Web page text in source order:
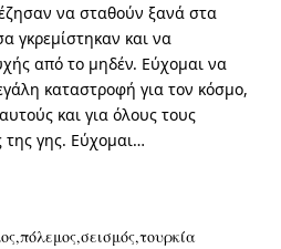
να σταθούν ξανά στα
γκρεμίστηκαν και να
από το μηδέν. Εύχομαι να
καταστροφή για τον κόσμο,
και για όλους τους
γης. Εύχομαι…
πόλεμος σεισμός τουρκία